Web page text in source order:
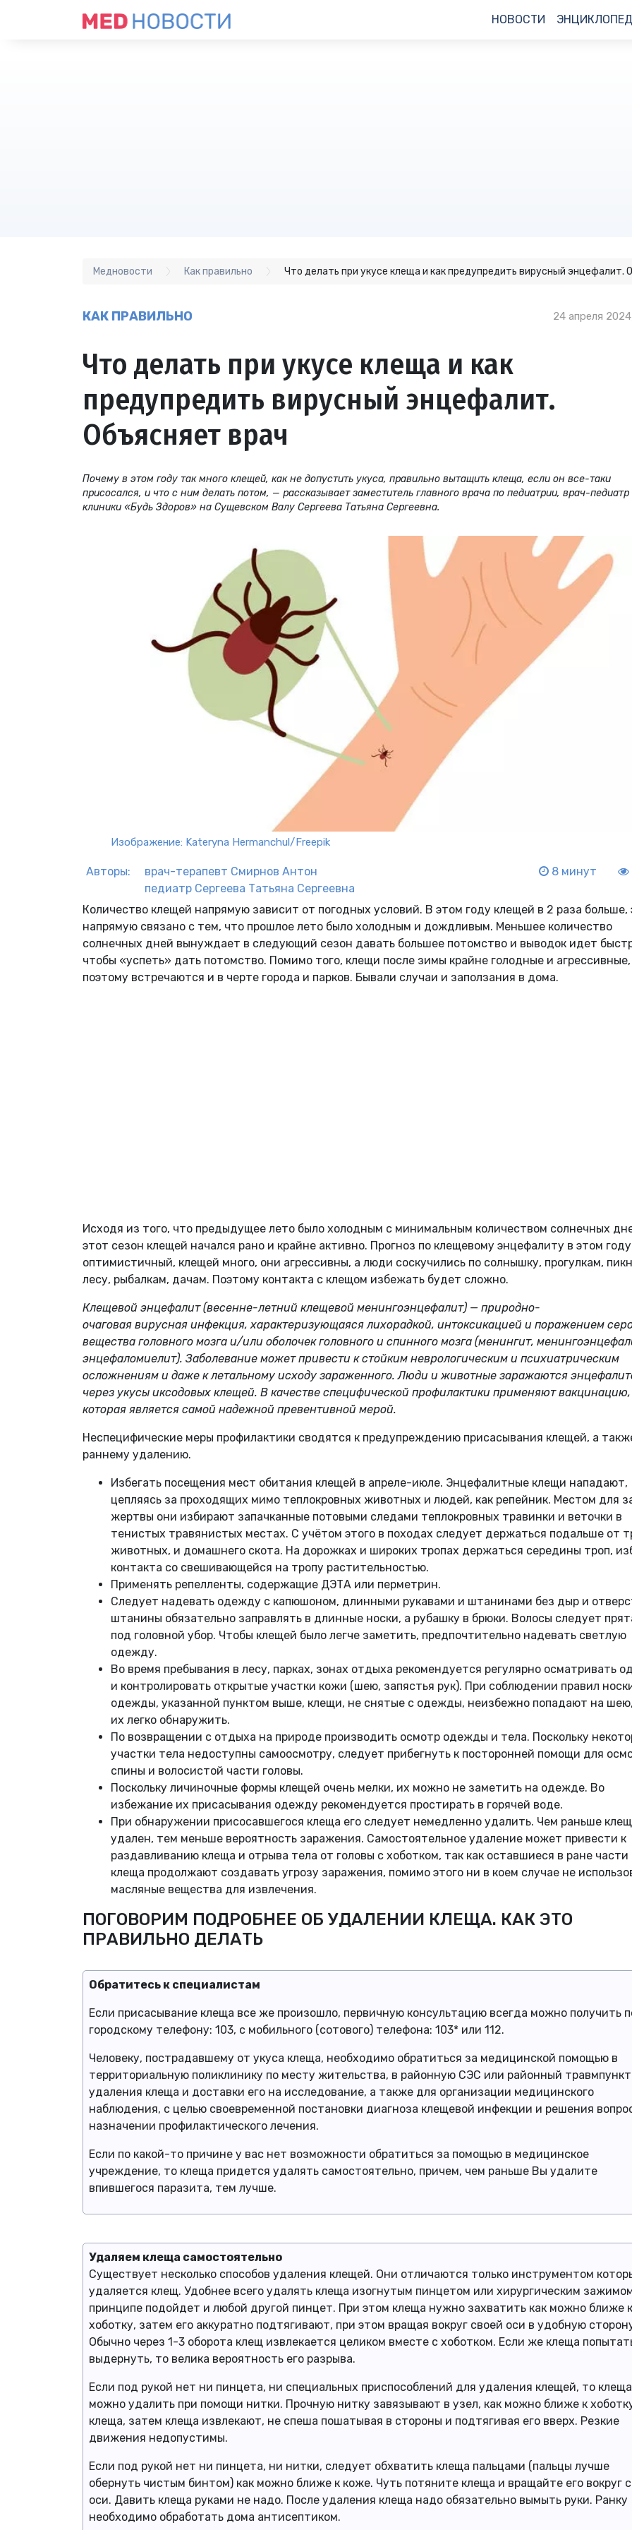
НОВОСТИ
Медновости Как правильно Что делать при укусе клеща и как предупредить вирусный энцефалит.
КАК ПРАВИЛЬНО 24 апреля
Что делать при укусе клеща и как
предупредить вирусный энцефалит.
Объясняет врач
Почему в этом году так много клещей, как не допустить укуса, правильно вытащить клеща, если он все-таки
присосался, и что с ним делать потом, — рассказывает заместитель главного врача по педиатрии, врач-педиатр
клиники «Будь Здоров» на Сущевском Валу Сергеева Татьяна Сергеевна.
Изображение: Kateryna Hermanchul/Freepik
Авторы: врач-терапевт Смирнов Антон
педиатр Сергеева Татьяна Сергеевна
8 минут
Количество клещей напрямую зависит от погодных условий. В этом году клещей в 2 раза больше,
напрямую связано с тем, что прошлое лето было холодным и дождливым. Меньшее количество
солнечных дней вынуждает в следующий сезон давать большее потомство и выводок идет
чтобы «успеть» дать потомство. Помимо того, клещи после зимы крайне голодные и агрессивные,
поэтому встречаются и в черте города и парков. Бывали случаи и заползания в дома.
Исходя из того, что предыдущее лето было холодным с минимальным количеством солнечных
этот сезон клещей начался рано и крайне активно. Прогноз по клещевому энцефалиту в этом
оптимистичный, клещей много, они агрессивны, а люди соскучились по солнышку, прогулкам,
лесу, рыбалкам, дачам. Поэтому контакта с клещом избежать будет сложно.
Клещевой энцефалит (весенне-летний клещевой менингоэнцефалит) — природно-
очаговая вирусная инфекция, характеризующаяся лихорадкой, интоксикацией и поражением
вещества головного мозга и/или оболочек головного и спинного мозга (менингит,
энцефаломиелит). Заболевание может привести к стойким неврологическим и психиатрическим
осложнениям и даже к летальному исходу зараженного. Люди и животные заражаются
через укусы иксодовых клещей. В качестве специфической профилактики применяют вакцинацию,
которая является самой надежной превентивной мерой.
Неспецифические меры профилактики сводятся к предупреждению присасывания клещей, а
раннему удалению.
Избегать посещения мест обитания клещей в апреле-июле. Энцефалитные клещи нападают,
цепляясь за проходящих мимо теплокровных животных и людей, как репейник. Местом для
жертвы они избирают запачканные потовыми следами теплокровных травинки и веточки в
тенистых травянистых местах. С учётом этого в походах следует держаться подальше от
животных, и домашнего скота. На дорожках и широких тропах держаться середины троп,
контакта со свешивающейся на тропу растительностью.
Применять репелленты, содержащие ДЭТА или перметрин.
Следует надевать одежду с капюшоном, длинными рукавами и штанинами без дыр и
штанины обязательно заправлять в длинные носки, а рубашку в брюки. Волосы следует
под головной убор. Чтобы клещей было легче заметить, предпочтительно надевать светлую
одежду.
Во время пребывания в лесу, парках, зонах отдыха рекомендуется регулярно осматривать
и контролировать открытые участки кожи (шею, запястья рук). При соблюдении правил
одежды, указанной пунктом выше, клещи, не снятые с одежды, неизбежно попадают на
их легко обнаружить.
По возвращении с отдыха на природе производить осмотр одежды и тела. Поскольку
участки тела недоступны самоосмотру, следует прибегнуть к посторонней помощи для
спины и волосистой части головы.
Поскольку личиночные формы клещей очень мелки, их можно не заметить на одежде. Во
избежание их присасывания одежду рекомендуется простирать в горячей воде.
При обнаружении присосавшегося клеща его следует немедленно удалить. Чем раньше клещ
удален, тем меньше вероятность заражения. Самостоятельное удаление может привести к
раздавливанию клеща и отрыва тела от головы с хоботком, так как оставшиеся в ране части
клеща продолжают создавать угрозу заражения, помимо этого ни в коем случае не
масляные вещества для извлечения.
ПОГОВОРИМ ПОДРОБНЕЕ ОБ УДАЛЕНИИ КЛЕЩА. КАК ЭТО
ПРАВИЛЬНО ДЕЛАТЬ
Обратитесь к специалистам
Если присасывание клеща все же произошло, первичную консультацию всегда можно получить
городскому телефону: 103, с мобильного (сотового) телефона: 103* или 112.
Человеку, пострадавшему от укуса клеща, необходимо обратиться за медицинской помощью в
территориальную поликлинику по месту жительства, в районную СЭС или районный
удаления клеща и доставки его на исследование, а также для организации медицинского
наблюдения, с целью своевременной постановки диагноза клещевой инфекции и решения
назначении профилактического лечения.
Если по какой-то причине у вас нет возможности обратиться за помощью в медицинское
учреждение, то клеща придется удалять самостоятельно, причем, чем раньше Вы удалите
впившегося паразита, тем лучше.
Удаляем клеща самостоятельно
Существует несколько способов удаления клещей. Они отличаются только инструментом
удаляется клещ. Удобнее всего удалять клеща изогнутым пинцетом или хирургическим
принципе подойдет и любой другой пинцет. При этом клеща нужно захватить как можно ближе к
хоботку, затем его аккуратно подтягивают, при этом вращая вокруг своей оси в удобную
Обычно через 1-3 оборота клещ извлекается целиком вместе с хоботком. Если же клеща
выдернуть, то велика вероятность его разрыва.
Если под рукой нет ни пинцета, ни специальных приспособлений для удаления клещей, то клеща
можно удалить при помощи нитки. Прочную нитку завязывают в узел, как можно ближе к
клеща, затем клеща извлекают, не спеша пошатывая в стороны и подтягивая его вверх. Резкие
движения недопустимы.
Если под рукой нет ни пинцета, ни нитки, следует обхватить клеща пальцами (пальцы лучше
обернуть чистым бинтом) как можно ближе к коже. Чуть потяните клеща и вращайте его вокруг
оси. Давить клеща руками не надо. После удаления клеща надо обязательно вымыть руки. Ранку
необходимо обработать дома антисептиком.